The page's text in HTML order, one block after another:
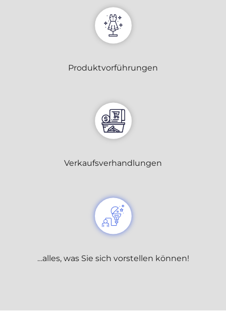
Produktvorführungen
Verkaufsverhandlungen
…alles, was Sie sich vorstellen können!